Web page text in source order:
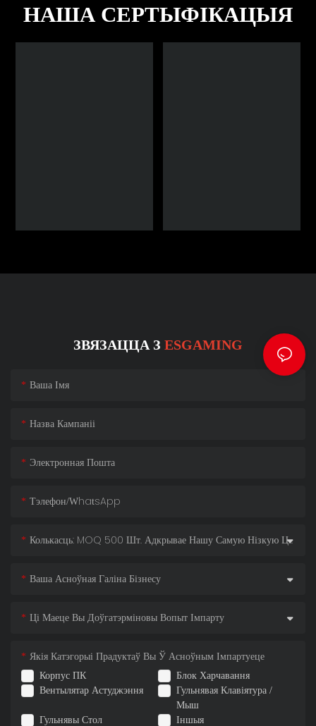
НАША СЕРТЫФІКАЦЫЯ
ЗВЯЗАЦЦА З ESGAMING
Ваша Імя
Назва Кампаніі
Электронная Пошта
Тэлефон/WhatsApp
Колькасць: MOQ 500 Шт. Адкрывае Нашу Самую Нізкую Цану!
Ваша Асноўная Галіна Бізнесу
Ці Маеце Вы Доўгатэрміновы Вопыт Імпарту
Корпус ПК
Блок Харчавання
Вентылятар Астуджэння
Гульнявая Клавіятура /
Мыш
Гульнявы ​​стол
Іншыя
Якія Катэгорыі Прадуктаў Вы Ў Асноўным Імпартуеце